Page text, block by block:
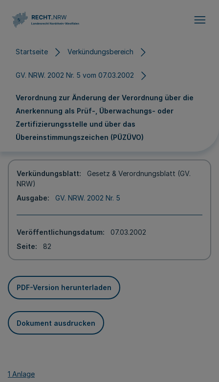
Startseite Verkündungsbereich
GV. NRW. 2002 Nr. 5 vom 07.03.2002
Verordnung zur Änderung der Verordnung über die
Anerkennung als Prüf-, Überwachungs- oder
Zertifizierungsstelle und über das
Übereinstimmungszeichen (PÜZÜVO)
Verkündungsblatt
Gesetz & Verordnungsblatt (GV.
NRW)
Ausgabe
GV. NRW. 2002 Nr. 5
Veröffentlichungsdatum
07.03.2002
Seite
82
PDF-Version herunterladen
Dokument ausdrucken
1 Anlage